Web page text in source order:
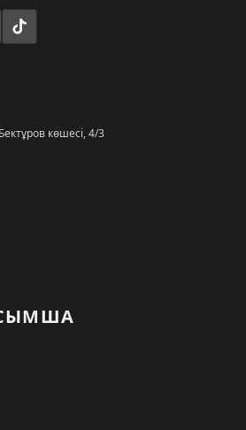
көшесі, 4/3